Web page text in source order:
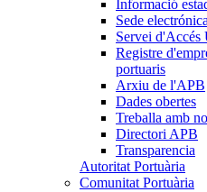
Informació
Sede electrónica
Servei d'Accés
Registre
portuaris
Arxiu de l'APB
Dades obertes
Treballa amb
Directori APB
Transparencia
Autoritat Portuària
Comunitat Portuària